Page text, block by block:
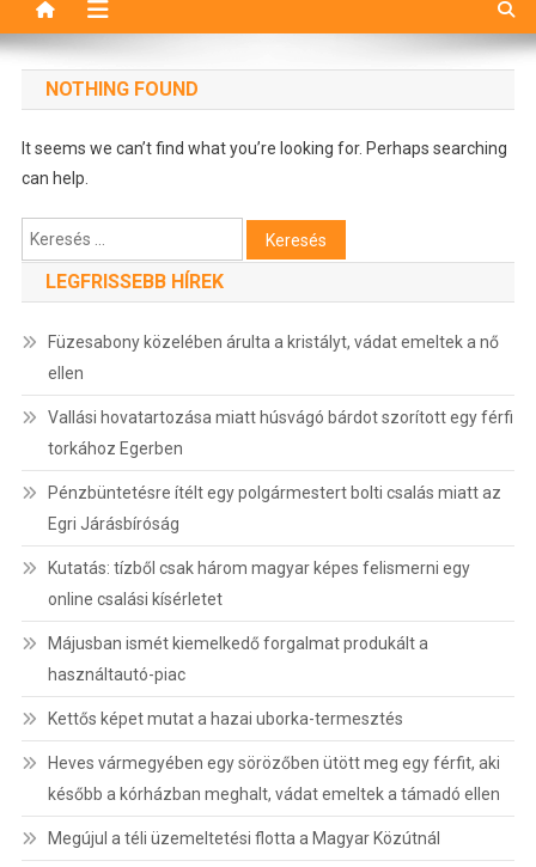
NOTHING FOUND
It seems we can’t find what you’re looking for. Perhaps searching
can help.
Keresés:
LEGFRISSEBB HÍREK
Füzesabony közelében árulta a kristályt, vádat emeltek a nő
ellen
Vallási hovatartozása miatt húsvágó bárdot szorított egy férfi
torkához Egerben
Pénzbüntetésre ítélt egy polgármestert bolti csalás miatt az
Egri Járásbíróság
Kutatás: tízből csak három magyar képes felismerni egy
online csalási kísérletet
Májusban ismét kiemelkedő forgalmat produkált a
használtautó-piac
Kettős képet mutat a hazai uborka-termesztés
Heves vármegyében egy sörözőben ütött meg egy férfit, aki
később a kórházban meghalt, vádat emeltek a támadó ellen
Megújul a téli üzemeltetési flotta a Magyar Közútnál